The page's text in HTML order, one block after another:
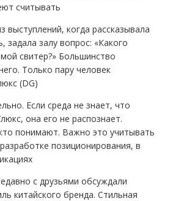
считывать
выступлений, когда рассказывала
задала залу вопрос: «Какого
свитер?» Большинство
Только пару человек
(DG)
Если среда не знает, что
она его не распознает.
понимают. Важно это учитывать
позиционирования, в
с друзьями обсуждали
китайского бренда. Стильная